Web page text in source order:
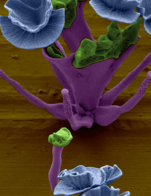
VÁLEČNÉ
SERIÁLY
HORORY
REALITA